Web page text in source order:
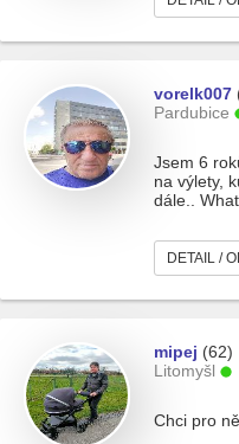
vorelk007
Pardubice
Jsem 6
na výlety,
dále..
DETAIL /
mipej (62)
Litomyšl
Chci pro